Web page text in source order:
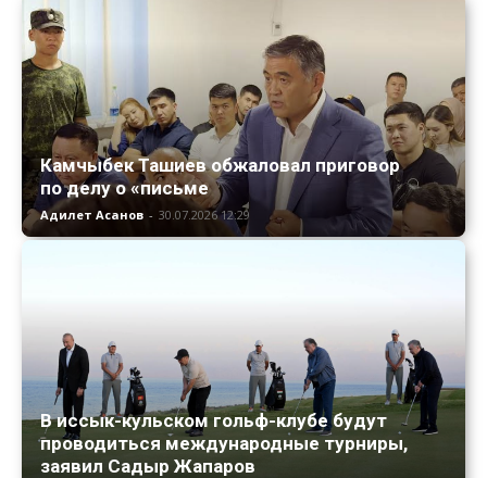
Камчыбек Ташиев обжаловал приговор
по делу о «письме
Адилет Асанов - 30.07.2026 12:29
В иссык-кульском гольф-клубе будут
проводиться международные турниры,
заявил Садыр Жапаров